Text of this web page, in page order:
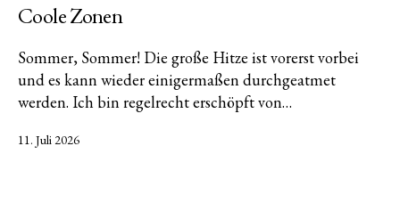
Coole Zonen
Sommer, Sommer! Die große Hitze ist vorerst vorbei
und es kann wieder einigermaßen durchgeatmet
werden. Ich bin regelrecht erschöpft von…
Veröffentlicht
11. Juli 2026